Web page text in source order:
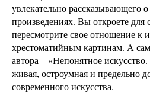
увлекательно рассказывающего
произведениях. Вы откроете для
пересмотрите свое отношение к
хрестоматийным картинам. А
автора – «Непонятное
живая, остроумная и предельно
современного искусства.